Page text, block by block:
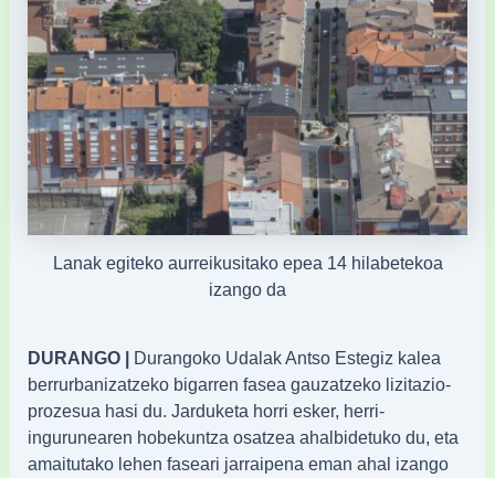
Lanak egiteko aurreikusitako epea 14 hilabetekoa
izango da
DURANGO | Durangoko Udalak Antso Estegiz kalea
berrurbanizatzeko bigarren fasea gauzatzeko lizitazio-
prozesua hasi du. Jarduketa horri esker, herri-
ingurunearen hobekuntza osatzea ahalbidetuko du, eta
amaitutako lehen faseari jarraipena eman ahal izango